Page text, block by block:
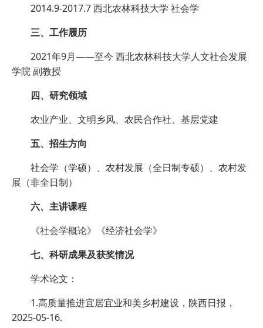
2014.9-2017.7 西北农林科技大学 社会学
三、工作履历
2021年9月——至今 西北农林科技大学人文社会发展
学院 副教授
四、研究领域
农业产业、文明乡风、农民合作社、基层党建
五、招生方向
社会学（学硕）、农村发展（全日制专硕）、农村发
展（非全日制）
六、主讲课程
《社会学概论》《经济社会学》
七、科研成果及获奖情况
学术论文：
1.高质量推进宜居宜业和美乡村建设，陕西日报，
2025-05-16.